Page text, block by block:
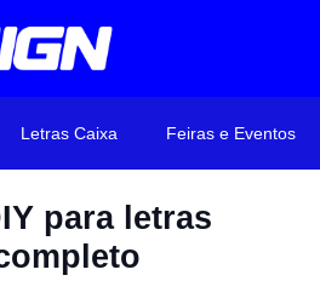
Letras Caixa Feiras e Eventos
para letras